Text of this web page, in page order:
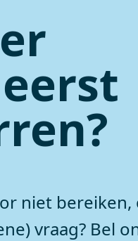
niet bereiken,
vraag? Bel